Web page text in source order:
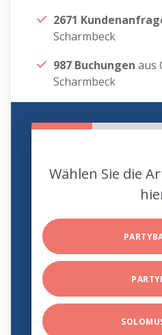
2671
Scharmbeck
987 Buchungen aus
Scharmbeck
Wählen Sie die